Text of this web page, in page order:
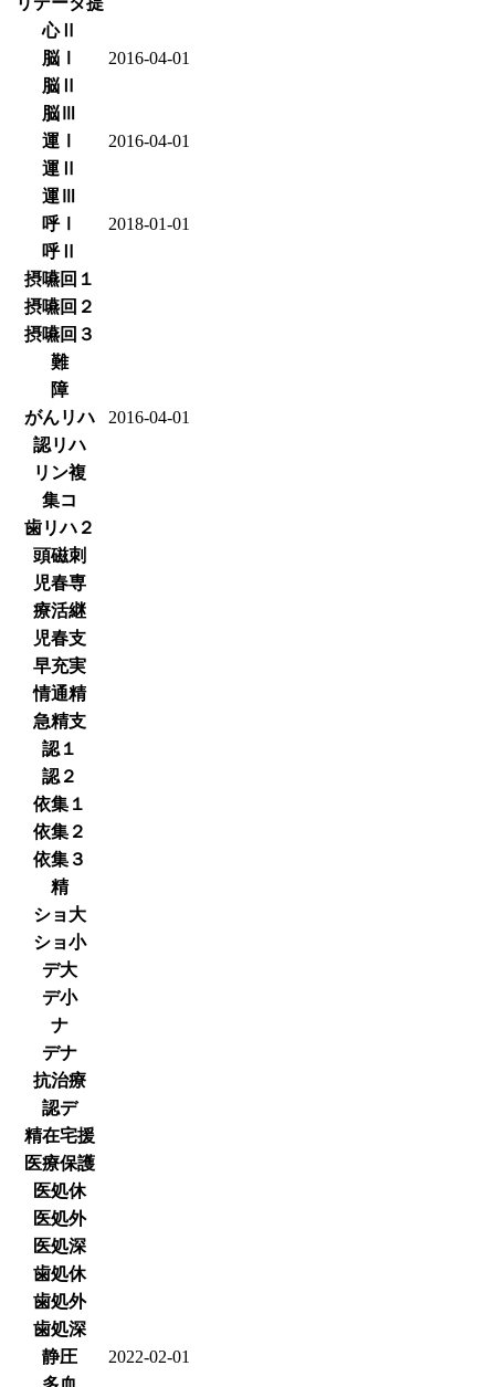
心Ⅱ
脳Ⅰ
2016-04-01
脳Ⅱ
脳Ⅲ
運Ⅰ
2016-04-01
運Ⅱ
運Ⅲ
呼Ⅰ
2018-01-01
呼Ⅱ
摂嚥回１
摂嚥回２
摂嚥回３
難
障
がんリハ
2016-04-01
認リハ
リン複
集コ
歯リハ２
頭磁刺
児春専
療活継
児春支
早充実
情通精
急精支
認１
認２
依集１
依集２
依集３
精
ショ大
ショ小
デ大
デ小
ナ
デナ
抗治療
認デ
精在宅援
医療保護
医処休
医処外
医処深
歯処休
歯処外
歯処深
静圧
2022-02-01